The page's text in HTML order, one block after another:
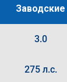
Заводские
3.0
275 л.с.